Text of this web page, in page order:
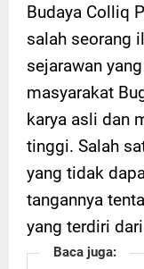
Budaya Colliq
salah seorang
sejarawan
masyarakat
karya asli dan
tinggi. Salah
yang tidak
tangannya
yang terdiri
Baca juga: